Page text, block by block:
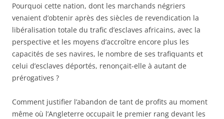
Pourquoi cette nation, dont les marchands négriers
venaient d’obtenir après des siècles de revendication la
libéralisation totale du trafic d’esclaves africains, avec la
perspective et les moyens d’accroître encore plus les
capacités de ses navires, le nombre de ses trafiquants et
celui d’esclaves déportés, renonçait-elle à autant de
prérogatives ?
Comment justifier l’abandon de tant de profits au moment
même où l’Angleterre occupait le premier rang devant les